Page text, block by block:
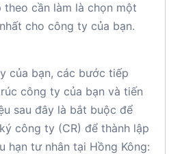
cần làm là chọn một
cho công ty của bạn.
của bạn, các bước tiếp
công ty của bạn và tiến
sau đây là bắt buộc để
công ty (CR) để thành lập
hạn tư nhân tại Hồng Kông: